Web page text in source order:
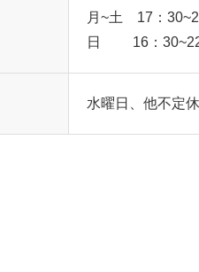
月~土 17：
日 16：
水曜日、他不定休